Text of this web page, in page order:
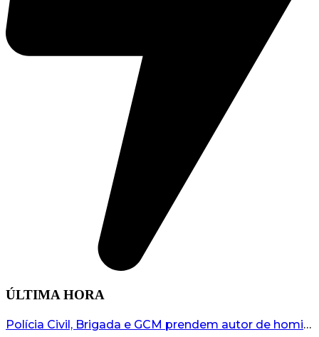
ÚLTIMA HORA
Polícia Civil, Brigada e GCM prendem autor de homicídio em Bento Gonçalves...